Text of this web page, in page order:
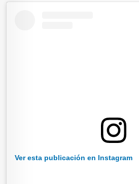
Ver esta publicación en Instagram